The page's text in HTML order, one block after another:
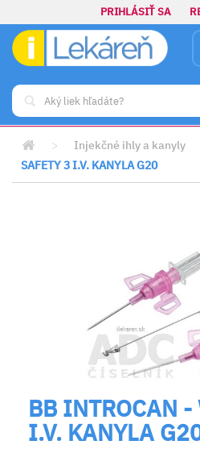
PRIHLÁSIŤ SA
> Injekčné ihly a kanyly
SAFETY 3 I.V. KANYLA G20
BB INTROCAN -
I.V. KANYLA